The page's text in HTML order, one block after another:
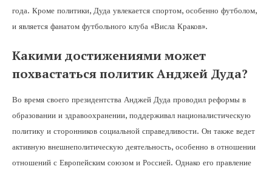
года. Кроме политики, Дуда увлекается спортом, особенно футболом,
и является фанатом футбольного клуба «Висла Краков».
Какими достижениями может
похвастаться политик Анджей Дуда?
Во время своего президентства Анджей Дуда проводил реформы в
образовании и здравоохранении, поддерживал националистическую
политику и сторонников социальной справедливости. Он также ведет
активную внешнеполитическую деятельность, особенно в отношении
отношений с Европейским союзом и Россией. Однако его правление